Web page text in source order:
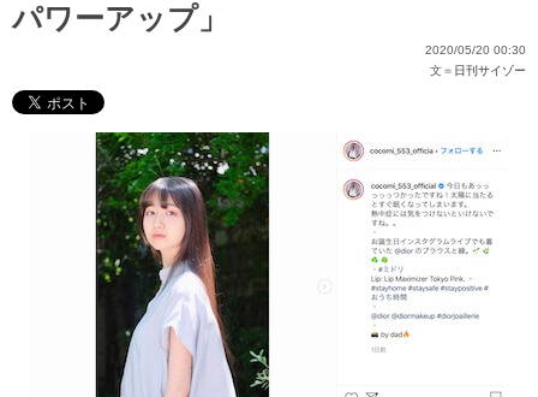
パワーアップ」
2020/05/20 00:30
文＝ 日刊サイゾー